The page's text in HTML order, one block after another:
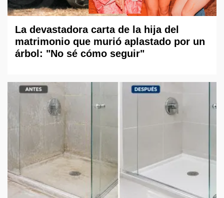
La devastadora carta de la hija del
matrimonio que murió aplastado por un
árbol: "No sé cómo seguir"